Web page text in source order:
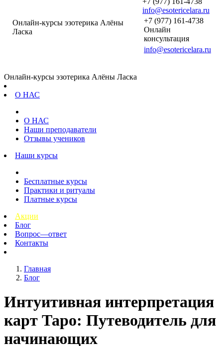
Онлайн-курсы эзотерика Алёны
Ласка
info@esotericelara.ru
+7 (977) 161-4738
Онлайн
консультация
info@esotericelara.ru
Онлайн-курсы эзотерика Алёны Ласка
О НАС
О НАС
Наши преподаватели
Отзывы учеников
Наши курсы
Бесплатные курсы
Практики и ритуалы
Платные курсы
Акции
Блог
Вопрос—ответ
Контакты
Главная
Блог
Интуитивная интерпретация
карт Таро: Путеводитель для
начинающих